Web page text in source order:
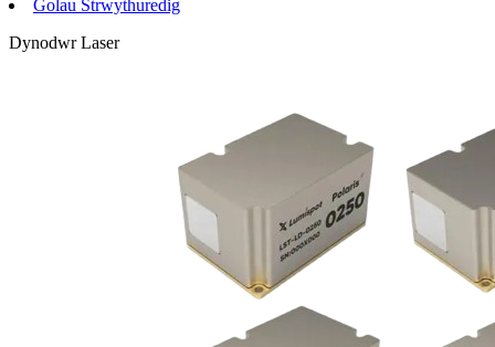
Golau Strwythuredig
Dynodwr Laser